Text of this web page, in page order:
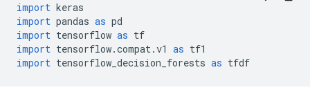
import keras
import pandas as pd
import tensorflow as tf
import tensorflow.compat.v1 as tf1
import tensorflow_decision_forests as tfdf